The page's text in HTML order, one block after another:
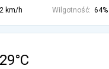
km/h Wilgotność: 64%
29°C